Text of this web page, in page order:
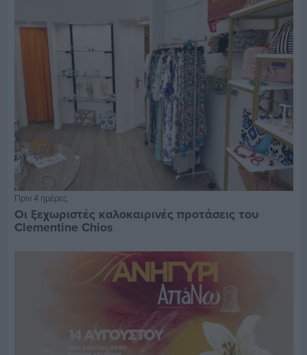
Πριν 4 ημέρες
Οι ξεχωριστές καλοκαιρινές προτάσεις του
Clementine Chios